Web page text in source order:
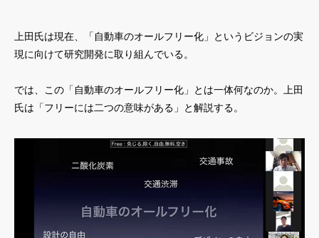
上田氏は現在、「自動車のオールフリー化」というビジョンの実
現に向けて研究開発に取り組んでいる。
では、この「自動車のオールフリー化」とは一体何なのか。上田
氏は「フリーには二つの意味がある」と解説する。